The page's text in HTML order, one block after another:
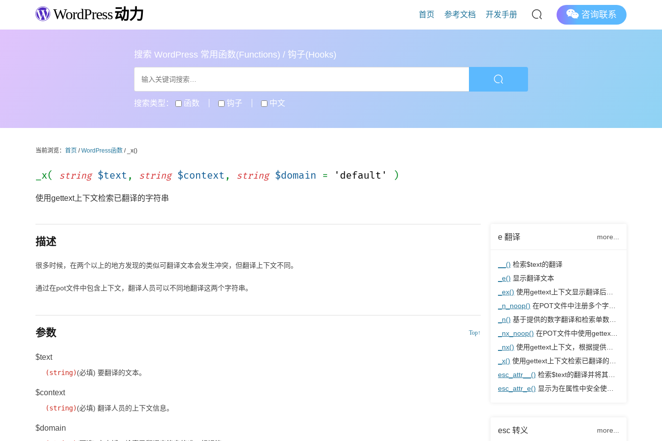
WordPress动力 首页 参考文档 开发手册 咨询联系
搜索 WordPress 常用函数(Functions) / 钩子(Hooks)
搜索类型： 函数 钩子 中文
当前浏览： 首页 /WordPress函数 / _x()
_x( string $text , string $context , string $domain = 'default' )
使用gettext上下文检索已翻译的字符串
e 翻译 more...
__() 检索$text的翻译
_e() 显示翻译文本
_ex() 使用gettext上下文显示翻译后的字符串
_n_noop() 在POT文件中注册多个字符串，但不翻译它们
_n() 基于提供的数字翻译和检索单数或复数形式
_nx_noop() 在POT文件中使用gettext上下文注册多个字符串，但不翻译它们
_nx() 使用gettext上下文，根据提供的数字检索单/复数形式进行翻译
_x() 使用gettext上下文检索已翻译的字符串
esc_attr__() 检索$text的翻译并将其转义，以便在属性中安全使用
esc_attr_e() 显示为在属性中安全使用而转义的翻译文本
esc 转义 more...
描述
很多时候，在两个以上的地方发现的类似可翻译文本会发生冲突，但翻译上下文不同。
通过在pot文件中包含上下文，翻译人员可以不同地翻译这两个字符串。
参数 Top↑
$text
(string)(必填) 要翻译的文本。
$context
(string)(必填) 翻译人员的上下文信息。
$domain